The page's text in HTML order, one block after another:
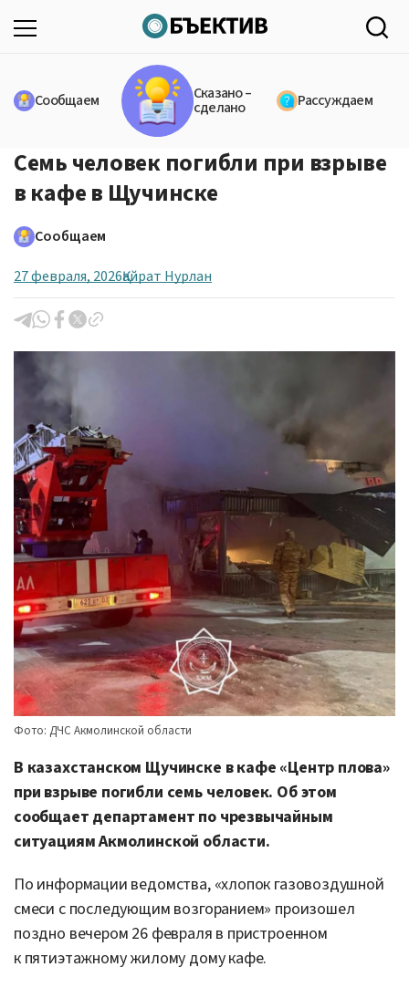
Сообщаем Сказано –
сделано Рассуждаем
Семь человек погибли при взрыве
в кафе в Щучинске
Сообщаем
27 февраля, 2026Қайрат Нурлан
Фото: ДЧС Акмолинской области
В казахстанском Щучинске в кафе «Центр плова»
при взрыве погибли семь человек. Об этом
сообщает департамент по чрезвычайным
ситуациям Акмолинской области.
По информации ведомства, «хлопок газовоздушной
смеси с последующим возгоранием» произошел
поздно вечером 26 февраля в пристроенном
к пятиэтажному жилому дому кафе.